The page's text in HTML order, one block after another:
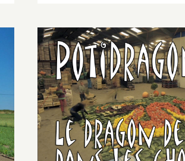
PotiDragon, le